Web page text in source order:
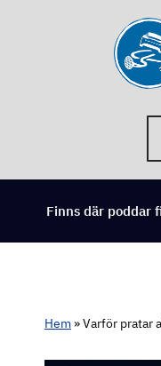
Finns där poddar
Hem»Varför pratar